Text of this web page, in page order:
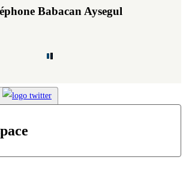
Babacan Aysegul